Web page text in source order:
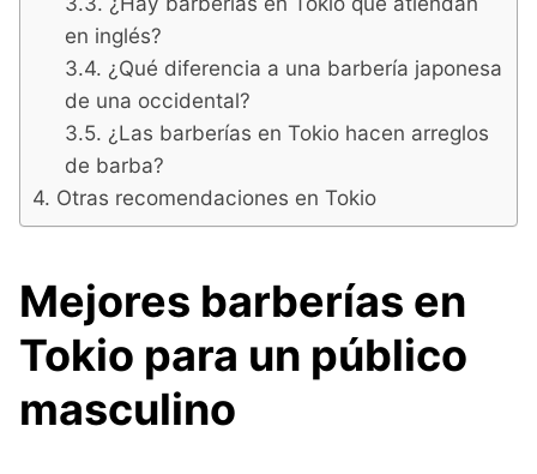
en inglés?
¿Qué diferencia a una barbería japonesa
de una occidental?
¿Las barberías en Tokio hacen arreglos
de barba?
Otras recomendaciones en Tokio
Mejores barberías en
Tokio para un público
masculino